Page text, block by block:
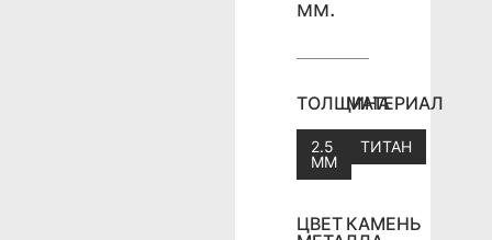
мм.
ТОЛЩИНА
2.5
ММ
МАТЕРИАЛ
ТИТАН
ЦВЕТ КАМЕНЬ